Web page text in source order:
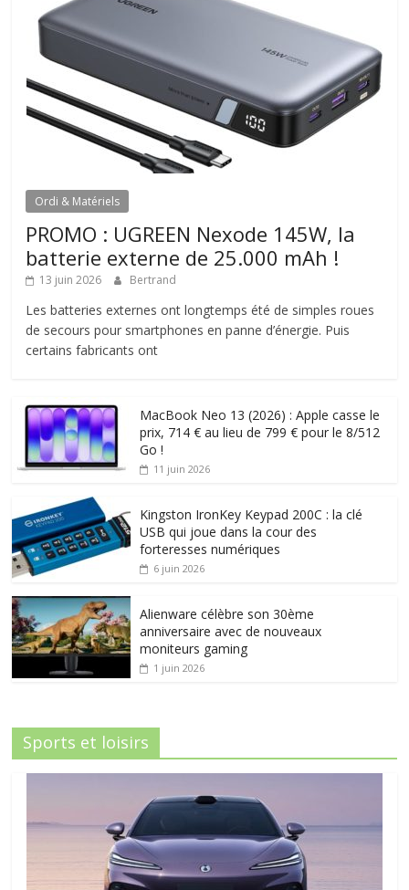
Ordi & Matériels
PROMO : UGREEN Nexode 145W, la
batterie externe de 25.000 mAh !
13 juin 2026 Bertrand
Les batteries externes ont longtemps été de simples roues
de secours pour smartphones en panne d’énergie. Puis
certains fabricants ont
MacBook Neo 13 (2026) : Apple casse le
prix, 714 € au lieu de 799 € pour le 8/512
Go !
11 juin 2026
Kingston IronKey Keypad 200C : la clé
USB qui joue dans la cour des
forteresses numériques
6 juin 2026
Alienware célèbre son 30ème
anniversaire avec de nouveaux
moniteurs gaming
1 juin 2026
Sports et loisirs